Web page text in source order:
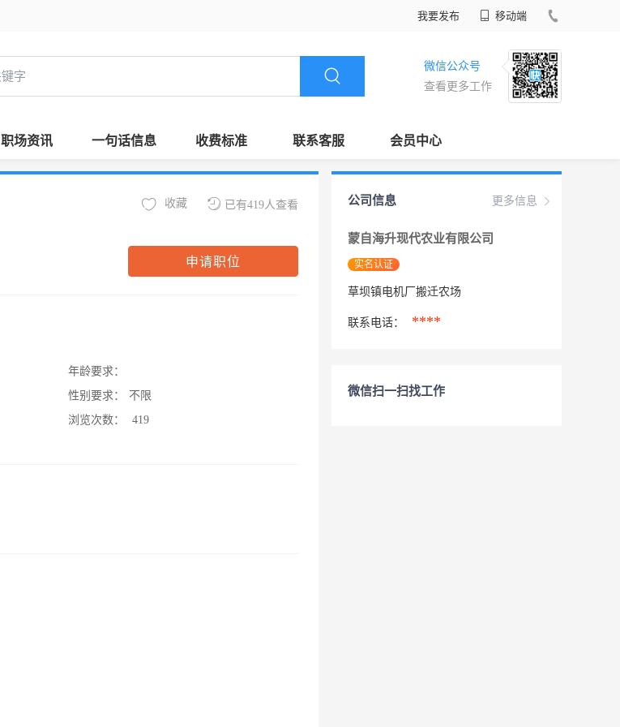
我要发布 移动端
微信公众号
查看更多工作
职场资讯 一句话信息 收费标准 联系客服 会员中心
已有419人查看
收藏
申请职位
年龄要求：
性别要求：
不限
浏览次数：
419
更多信息
公司信息
蒙自海升现代农业有限公司
实名认证
草坝镇电机厂搬迁农场
联系电话： ****
微信扫一扫找工作